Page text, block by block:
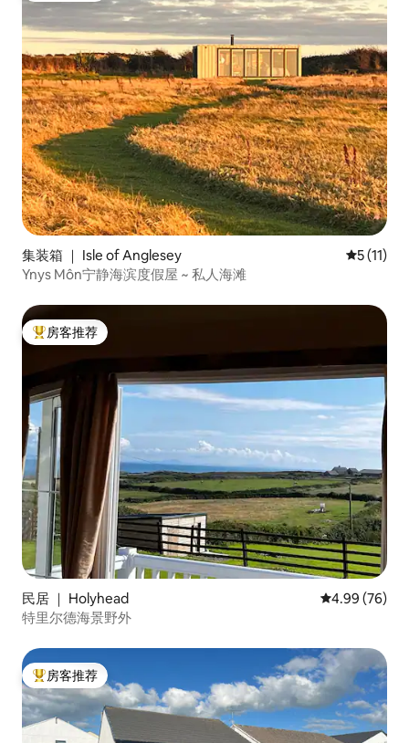
集装箱 ｜ Isle of Anglesey 平均评分
5 (11)
Ynys Môn宁静海滨度假屋 ~ 私人海滩
热门「房客推荐」
房客推荐
民居 ｜ Holyhead 平均评分 4.99
4.99 (76)
特里尔德海景野外
热门「房客推荐」
房客推荐